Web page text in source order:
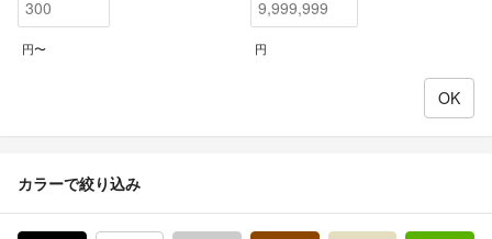
円〜 円
カラーで絞り込み